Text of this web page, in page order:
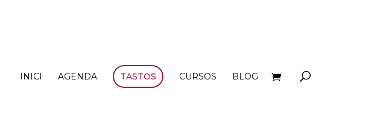
INICI AGENDA TASTOS CURSOS BLOG